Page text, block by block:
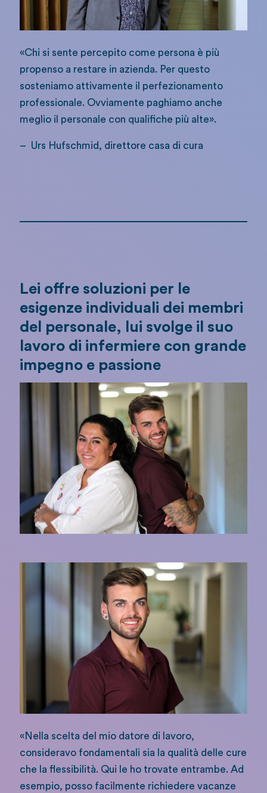
«Chi si sente percepito come persona è più
propenso a restare in azienda. Per questo
sosteniamo attivamente il perfezionamento
professionale. Ovviamente paghiamo anche
meglio il personale con qualifiche più alte».
– Urs Hufschmid, direttore casa di cura
Lei offre soluzioni per le
esigenze individuali dei membri
del personale, lui svolge il suo
lavoro di infermiere con grande
impegno e passione
«Nella scelta del mio datore di lavoro,
consideravo fondamentali sia la qualità delle cure
che la flessibilità. Qui le ho trovate entrambe. Ad
esempio, posso facilmente richiedere vacanze